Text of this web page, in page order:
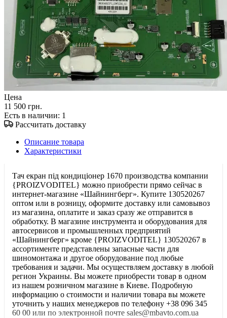
Цена
11 500 грн.
Есть в наличии: 1
Рассчитать доставку
Описание товара
Характеристики
Тач екран під кондиціонер 1670 производства компании
{PROIZVODITEL} можно приобрести прямо сейчас в
интернет-магазине «Шайнингберг». Купите 130520267
оптом или в розницу, оформите доставку или самовывоз
из магазина, оплатите и заказ сразу же отправится в
обработку. В магазине инструмента и оборудования для
автосервисов и промышленных предприятий
«Шайнингберг» кроме {PROIZVODITEL} 130520267 в
ассортименте представлены запасные части для
шиномонтажа и другое оборудование под любые
требования и задачи. Мы осуществляем доставку в любой
регион Украины. Вы можете приобрести товар в одном
из нашем розничном магазине в Киеве. Подробную
информацию о стоимости и наличии товара вы можете
уточнить у наших менеджеров по телефону +38 096 345
60 00 или по электронной почте sales@mbavto.com.ua